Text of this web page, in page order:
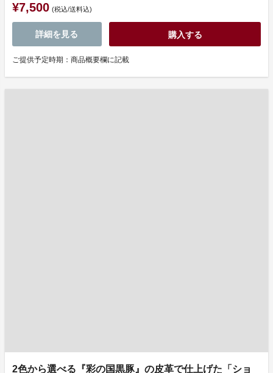
¥7,500 (税込/送料込)
詳細を見る 購入する
ご提供予定時期：商品概要欄に記載
2色から選べる『彩の国黒豚』の皮革で仕上げた「ショ